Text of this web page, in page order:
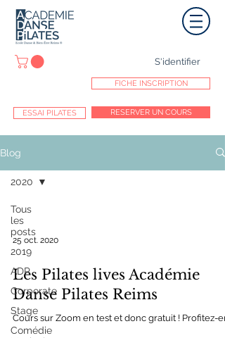
S'identifier
FICHE INSCRIPTION
ESSAI PILATES RESERVER UN COURS
Blog
Tous
les
posts
2019
ADP
Corporate
Stage
Comédie
2020
25 oct. 2020
Les Pilates lives Académie
Danse Pilates Reims
Cours sur Zoom en test et donc gratuit ! Profitez-en.